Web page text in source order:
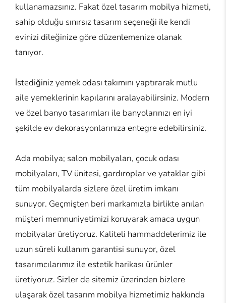
kullanamazsınız. Fakat özel tasarım mobilya hizmeti,
sahip olduğu sınırsız tasarım seçeneği ile kendi
evinizi dileğinize göre düzenlemenize olanak
tanıyor.
İstediğiniz yemek odası takımını yaptırarak mutlu
aile yemeklerinin kapılarını aralayabilirsiniz. Modern
ve özel banyo tasarımları ile banyolarınızı en iyi
şekilde ev dekorasyonlarınıza entegre edebilirsiniz.
Ada mobilya; salon mobilyaları, çocuk odası
mobilyaları, TV ünitesi, gardıroplar ve yataklar gibi
tüm mobilyalarda sizlere özel üretim imkanı
sunuyor. Geçmişten beri markamızla birlikte anılan
müşteri memnuniyetimizi koruyarak amaca uygun
mobilyalar üretiyoruz. Kaliteli hammaddelerimiz ile
uzun süreli kullanım garantisi sunuyor, özel
tasarımcılarımız ile estetik harikası ürünler
üretiyoruz. Sizler de sitemiz üzerinden bizlere
ulaşarak özel tasarım mobilya hizmetimiz hakkında